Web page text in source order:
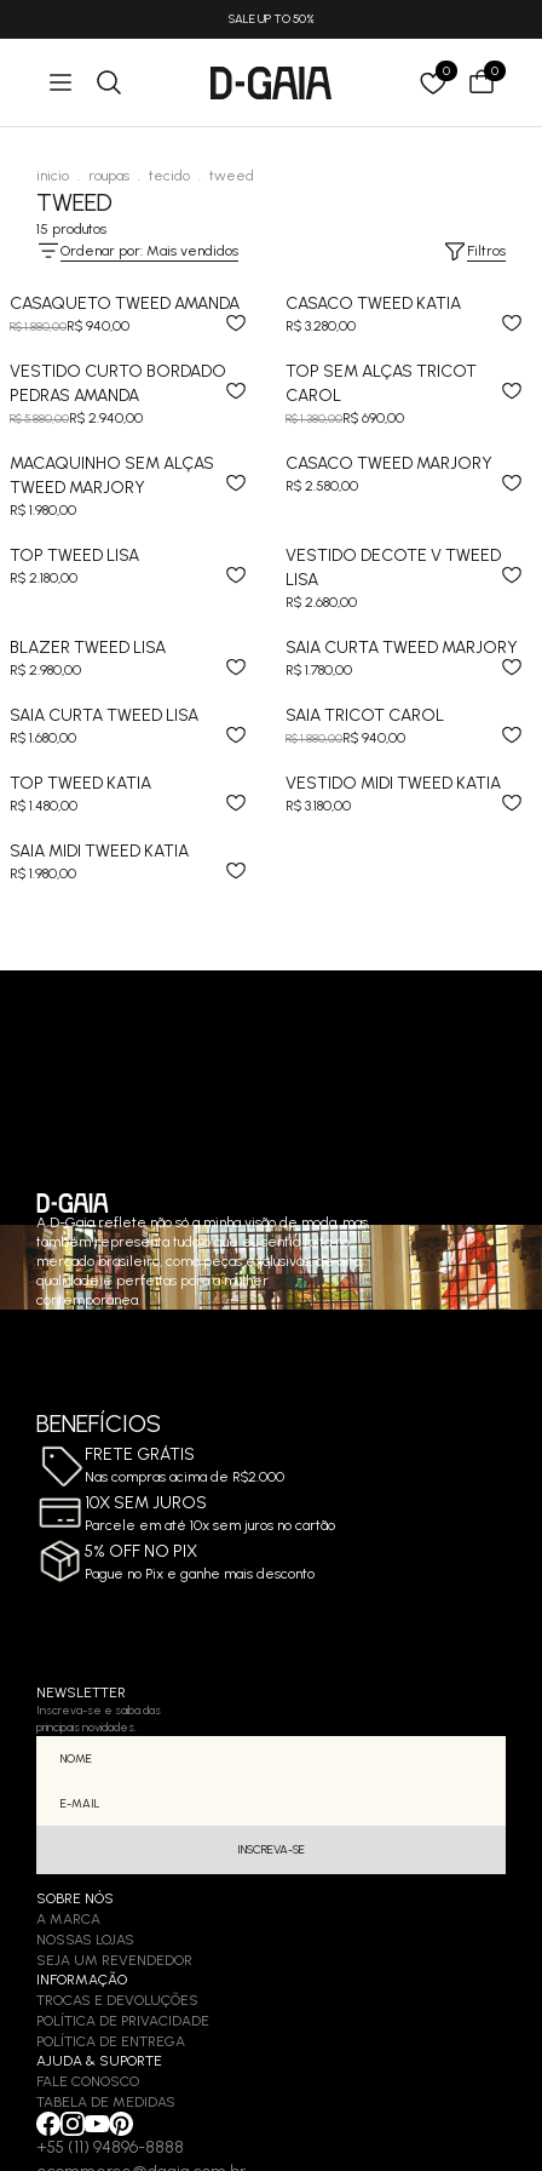
SALE UP TO 50%
0 0
inicio . roupas . tecido . tweed
TWEED
15 produtos
Ordenar por: Mais vendidos
Filtros
CASAQUETO TWEED AMANDA
R$ 1.880,00R$ 940,00
CASACO TWEED KATIA
R$ 3.280,00
VESTIDO CURTO BORDADO
PEDRAS AMANDA
R$ 5.880,00R$ 2.940,00
TOP SEM ALÇAS TRICOT
CAROL
R$ 1.380,00R$ 690,00
MACAQUINHO SEM ALÇAS
TWEED MARJORY
R$ 1.980,00
CASACO TWEED MARJORY
R$ 2.580,00
TOP TWEED LISA
R$ 2.180,00
VESTIDO DECOTE V TWEED
LISA
R$ 2.680,00
BLAZER TWEED LISA
R$ 2.980,00
SAIA CURTA TWEED MARJORY
R$ 1.780,00
SAIA CURTA TWEED LISA
R$ 1.680,00
SAIA TRICOT CAROL
R$ 1.880,00R$ 940,00
TOP TWEED KATIA
R$ 1.480,00
VESTIDO MIDI TWEED KATIA
R$ 3.180,00
SAIA MIDI TWEED KATIA
R$ 1.980,00
A D-Gaia reflete não só a minha visão de moda, mas
também representa tudo o que eu sentia falta no
mercado brasileiro, como peças exclusivas, de alta
qualidade e perfeitas para a mulher
contemporânea.
BENEFÍCIOS
FRETE GRÁTIS
Nas compras acima de R$2.000
10X SEM JUROS
Parcele em até 10x sem juros no cartão
5% OFF NO PIX
Pague no Pix e ganhe mais desconto
NEWSLETTER
Inscreva-se e saiba das
principais novidades.
SOBRE NÓS
A MARCA
NOSSAS LOJAS
SEJA UM REVENDEDOR
INFORMAÇÃO
TROCAS E DEVOLUÇÕES
POLÍTICA DE PRIVACIDADE
POLÍTICA DE ENTREGA
AJUDA & SUPORTE
FALE CONOSCO
TABELA DE MEDIDAS
+55 (11) 94896-8888